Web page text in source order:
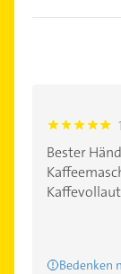
5.0
Bester
Bedenken